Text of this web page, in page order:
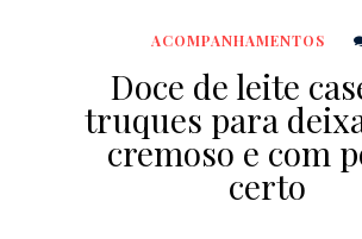
ACOMPANHAMENTOS
Doce de leite
truques para
cremoso e com
certo